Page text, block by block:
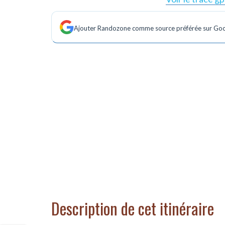
Ajouter Randozone comme source préférée sur
Description de cet itinéraire